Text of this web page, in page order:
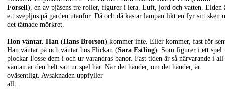
Forsell), en av pjäsens tre roller, figurer i lera. Luft, jord och vatten. Elden
ett svepljus på gården utanför. Då och då kastar lampan likt en fyr sitt sken
det tätnade mörkret.
Hon väntar. Han (Hans Brorson) kommer inte. Eller kommer, fast för
Han väntar på och väntar hos Flickan (Sara Estling). Som figurer i ett spel
plockar Fosse dem i och ur varandras banor. Fast tiden är så närvarande i all
väntan är den helt satt ur spel här. När det händer, om det händer, är
oväsentligt. Avsaknaden uppfyller
allt.